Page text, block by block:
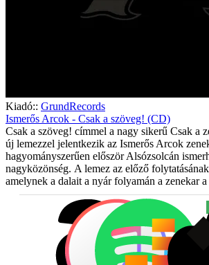
Kiadó:: GrundRecords
Ismerős Arcok - Csak a szöveg! (CD)
Csak a szöveg! címmel a nagy sikerű Csak a
új lemezzel jelentkezik az Ismerős Arcok
hagyományszerűen először Alsózsolcán
nagyközönség. A lemez az előző
amelynek a dalait a nyár folyamán a zenekar